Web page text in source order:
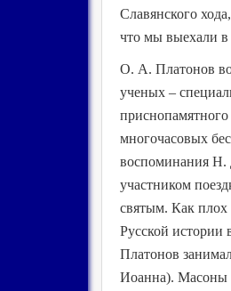
Славянского
что мы выехали в
О. А. Платонов
ученых –
многочасовых
воспоминания Н.
участником
святым. Как плох
Русской истории
Платонов
Иоанна). Масоны